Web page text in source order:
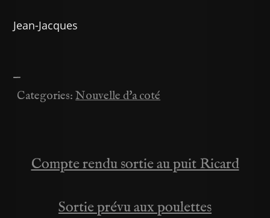
Jean-Jacques
—
Categories:Nouvelle d'a coté
Navigation
Compte rendu sortie au puit Ricard
Sortie prévu aux poulettes